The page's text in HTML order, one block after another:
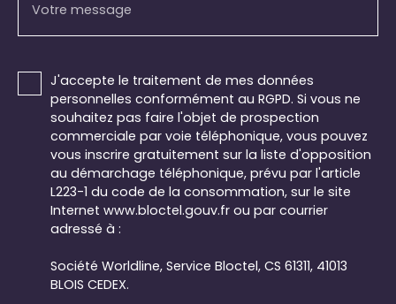
Votre message
J'accepte le traitement de mes données
personnelles conformément au RGPD. Si vous ne
souhaitez pas faire l'objet de prospection
commerciale par voie téléphonique, vous pouvez
vous inscrire gratuitement sur la liste d'opposition
au démarchage téléphonique, prévu par l'article
L223-1 du code de la consommation, sur le site
Internet www.bloctel.gouv.fr ou par courrier
adressé à :
Société Worldline, Service Bloctel, CS 61311, 41013
BLOIS CEDEX.